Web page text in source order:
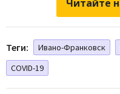
Читайте
Теги: Ивано-Франковск
COVID-19